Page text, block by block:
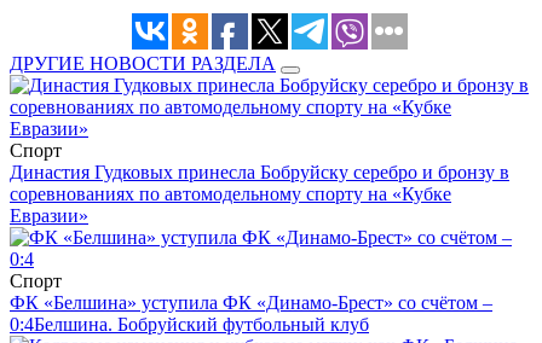
ДРУГИЕ НОВОСТИ РАЗДЕЛА
Спорт
Династия Гудковых принесла Бобруйску серебро и бронзу в
соревнованиях по автомодельному спорту на «Кубке
Евразии»
Спорт
ФК «Белшина» уступила ФК «Динамо-Брест» со счётом –
0:4Белшина. Бобруйский футбольный клуб